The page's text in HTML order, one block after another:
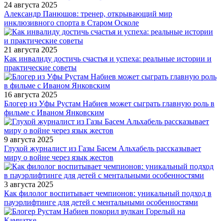
24 августа 2025
Александр Панюшов: тренер, открывающий мир
инклюзивного спорта в Старом Осколе
21 августа 2025
Как инвалиду достичь счастья и успеха: реальные истории и
практические советы
16 августа 2025
Блогер из Уфы Рустам Набиев может сыграть главную роль в
фильме с Иваном Янковским
9 августа 2025
Глухой журналист из Газы Басем Альхабель рассказывает
миру о войне через язык жестов
3 августа 2025
Как филолог воспитывает чемпионов: уникальный подход в
пауэрлифтинге для детей с ментальными особенностями